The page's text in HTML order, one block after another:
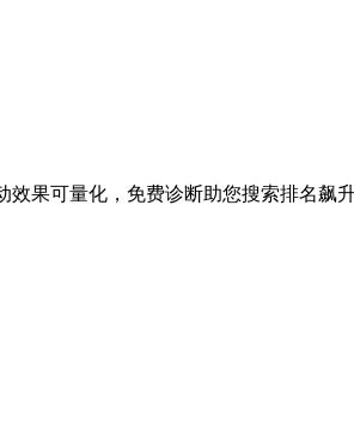
果可量化，免费诊断助您搜索排名飙